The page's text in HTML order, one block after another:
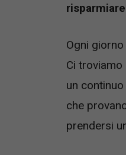
Ogni
Ci
un
che
prendersi